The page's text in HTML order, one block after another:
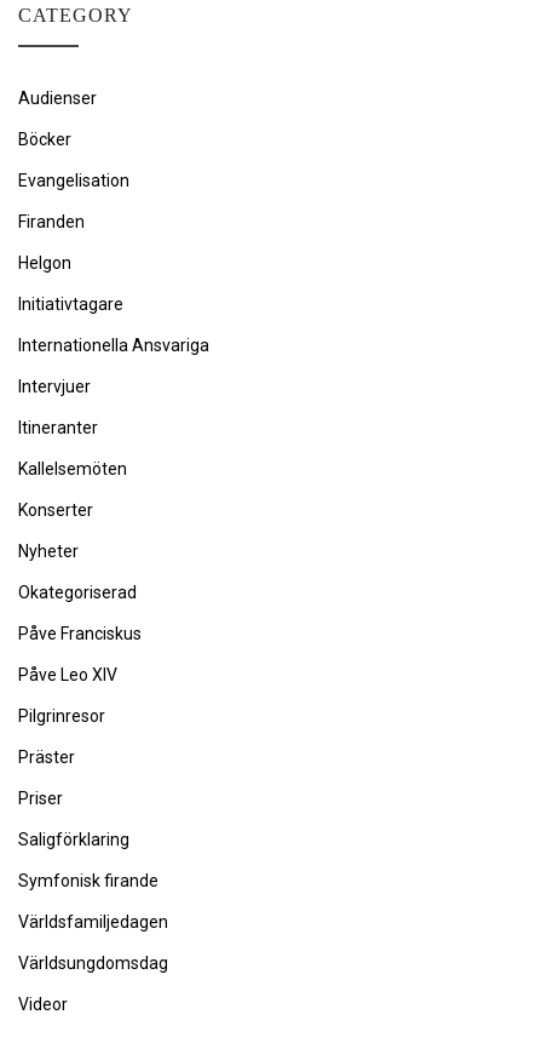
CATEGORY
Audienser
Böcker
Evangelisation
Firanden
Helgon
Initiativtagare
Internationella Ansvariga
Intervjuer
Itineranter
Kallelsemöten
Konserter
Nyheter
Okategoriserad
Påve Franciskus
Påve Leo XIV
Pilgrinresor
Präster
Priser
Saligförklaring
Symfonisk firande
Världsfamiljedagen
Världsungdomsdag
Videor